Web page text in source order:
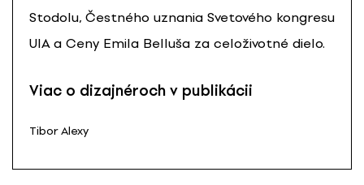
Stodolu, Čestného uznania Svetového kongresu
UIA a Ceny Emila Belluša za celoživotné dielo.
Viac o dizajnéroch v publikácii
Tibor Alexy